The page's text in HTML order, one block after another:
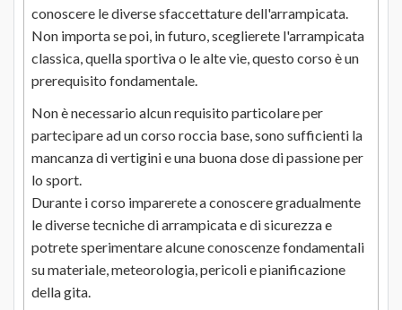
conoscere le diverse sfaccettature dell'arrampicata.
Non importa se poi, in futuro, sceglierete l'arrampicata
classica, quella sportiva o le alte vie, questo corso è un
prerequisito fondamentale.
Non è necessario alcun requisito particolare per
partecipare ad un corso roccia base, sono sufficienti la
mancanza di vertigini e una buona dose di passione per
lo sport.
Durante i corso imparerete a conoscere gradualmente
le diverse tecniche di arrampicata e di sicurezza e
potrete sperimentare alcune conoscenze fondamentali
su materiale, meteorologia, pericoli e pianificazione
della gita.